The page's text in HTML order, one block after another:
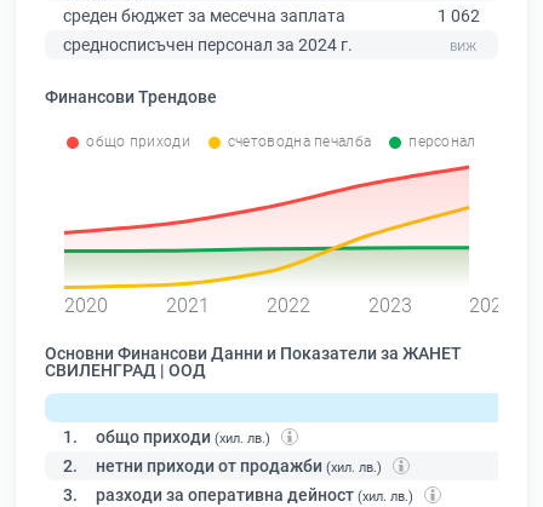
среден бюджет за месечна заплата
1 062
средносписъчен персонал за 2024 г.
Финансови Трендове
общо приходи счетоводна печалба персонал
2020 2021 2022 2023 2024
Основни Финансови Данни и Показатели за ЖАНЕТ
СВИЛЕНГРАД | ООД
1. общо приходи (хил. лв.)
2. нетни приходи от продажби (хил. лв.)
3. разходи за оперативна дейност (хил. лв.)